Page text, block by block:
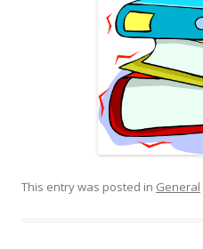
This entry was posted in General